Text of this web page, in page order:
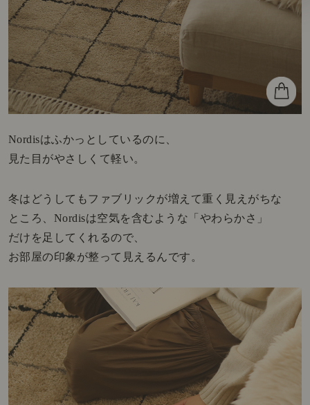
Nordisはふかっとしているのに、
見た目がやさしくて軽い。
冬はどうしてもファブリックが増えて重く見えがちな
ところ、Nordisは空気を含むような「やわらかさ」
だけを足してくれるので、
お部屋の印象が整って見えるんです。
アプリリニューアル記念クーポン配
中！
アプリのリニューアルを記念して、ダウンロード